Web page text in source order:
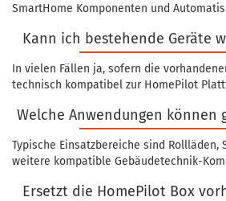
SmartHome Komponenten und
Kann ich bestehende Geräte
In vielen Fällen ja, sofern die
technisch kompatibel zur HomePilot
Welche Anwendungen können
Typische Einsatzbereiche sind Rollläden,
weitere kompatible Gebäudetechnik-
Ersetzt die HomePilot Box